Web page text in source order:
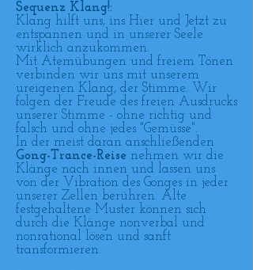
Sequenz Klang!:
Klang hilft uns, ins Hier und Jetzt zu
entspannen und in unserer Seele
wirklich anzukommen.
Mit Atemübungen und freiem Tönen
verbinden wir uns mit unserem
ureigenen Klang, der Stimme. Wir
folgen der Freude des freien Ausdrucks
unserer Stimme - ohne richtig und
falsch und ohne jedes "Gemüsse".
In der meist daran anschließenden
Gong-Trance-Reise nehmen wir die
Klänge nach innen und lassen uns
von der Vibration des Gonges in jeder
unserer Zellen berühren. Alte
festgehaltene Muster können sich
durch die Klänge nonverbal und
nonrational lösen und sanft
transformieren.